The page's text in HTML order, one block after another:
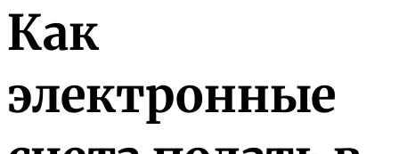
Как
электронные